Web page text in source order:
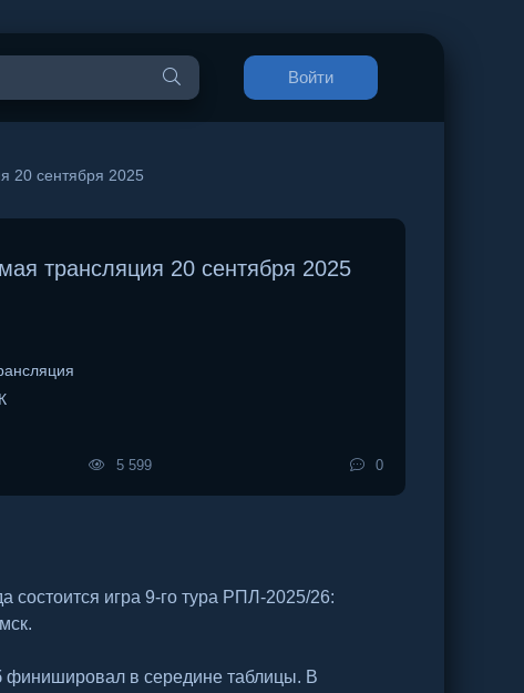
Войти
сентября 2025
трансляция 20 сентября 2025
5 599 0
игра 9-го тура РПЛ-2025/26:
финишировал в середине таблицы. В